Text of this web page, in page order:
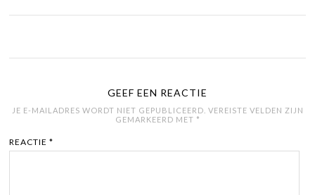
GEEF EEN REACTIE
JE E-MAILADRES WORDT NIET GEPUBLICEERD. VEREISTE VELDEN ZIJN
GEMARKEERD MET *
REACTIE*